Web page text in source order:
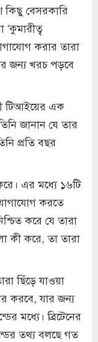
কিছু বেসরকারি
করার তারা
জন্য খরচ পড়বে
টিআইয়ের এক
জানান যে তার
প্রতি বছর
এর মধ্যে ১৬টি
যোগাযোগ করতে
করে যে তারা
কী করে, তা তারা
ছিঁড়ে যাওয়া
করবে, যার জন্য
মধ্যে। ব্রিটেনের
তথ্য বলছে গত